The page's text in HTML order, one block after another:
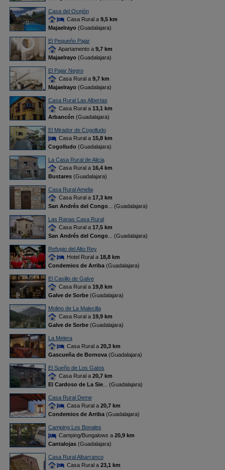
Casa del Ocejón
Casa Rural a 9,5 km
Majaelrayo(Guadalajara)
El Pequeño Pajar
Apartamento a 9,7 km
Majaelrayo(Guadalajara)
El Pajar Negro
Casa Rural a 9,7 km
Majaelrayo(Guadalajara)
Casa Rural Las Albertas
Casa Rural a 13,1 km
Arbancón (Guadalajara)
El Mirador de Cogolludo
Casa Rural a 15,8 km
Cogolludo(Guadalajara)
La Casa Rural de Alicia
Casa Rural a 16,4 km
Bustares(Guadalajara)
Casa Rural Amelia
Casa Rural a 17,3 km
San Andrés del Congo... (Guadalajara)
Las Ranas Casa Rural
Casa Rural a 17,5 km
San Andrés del Congo... (Guadalajara)
Refugio del Alto Rey
Hotel Rural a 18,8 km
Condemios de Arriba(Guadalajara)
El Casillo de Galve
Casa Rural a 19,8 km
Galve de Sorbe(Guadalajara)
Molino de La Malecilla
Casa Rural a 19,9 km
Galve de Sorbe(Guadalajara)
La Melera
Casa Rural a 20,3 km
Gascueña de Bornova(Guadalajara)
El Sueño de Los Gatos
Casa Rural a 20,7 km
El Cardoso de La Sie... (Guadalajara)
Casa Rural Deme
Casa Rural a 20,7 km
Condemios de Arriba(Guadalajara)
Camping Los Bonales
Camping/Bungalows a 20,9 km
Cantalojas(Guadalajara)
Casa Rural Albarranco
Casa Rural a 23,1 km